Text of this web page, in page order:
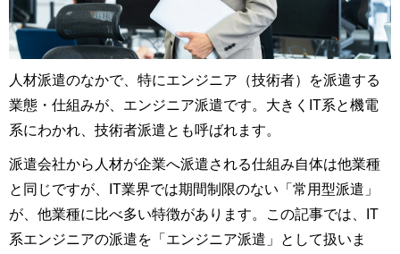
人材派遣のなかで、特にエンジニア（技術者）を派遣する
業態・仕組みが、エンジニア派遣です。大きくIT系と機電
系にわかれ、技術者派遣とも呼ばれます。
派遣会社から人材が企業へ派遣される仕組み自体は他業種
と同じですが、IT業界では期間制限のない「常用型派遣」
が、他業種に比べ多い特徴があります。この記事では、IT
系エンジニアの派遣を「エンジニア派遣」として扱いま